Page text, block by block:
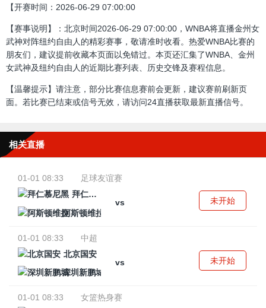
【开赛时间：2026-06-29 07:00:00
【赛事说明】：北京时间2026-06-29 07:00:00，WNBA将直播金州女
武神对阵纽约自由人的精彩赛事，敬请准时收看。热爱WNBA比赛的
朋友们，建议提前收藏本页面以免错过。本页还汇集了WNBA、金州
女武神及纽约自由人的近期比赛列表、历史交锋及赛程信息。
【温馨提示】请注意，部分比赛信息赛前会更新，建议赛前刷新页
面。若比赛已结束或信号无效，请访问24直播获取最新直播信号。
相关直播
01-01 08:33
足球友谊赛
拜仁慕尼黑
vs
阿斯顿维拉
未开始
01-01 08:33
中超
北京国安
vs
深圳新鹏城
未开始
01-01 08:33
女篮热身赛